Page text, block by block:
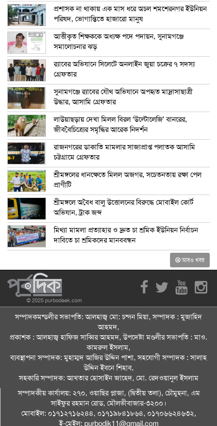
প্রশাসক না থাকায় এক মাস ধরে অচল শমশেরনগর ইউনিয়ন
পরিষদ, ভোগান্তিতে হাজারো মানুষ
আত্তীকৃত শিক্ষককে অধ্যক্ষ পদে পদায়ন, সুনামগঞ্জে
সমালোচনার ঝড়
র‍্যাবের অভিযানে সিলেটে অনলাইন জুয়া চক্রের ৭ সদস্য
গ্রেফতার
সুনামগঞ্জে র‍্যাবের যৌথ অভিযানে অপহৃত মাদ্রাসাছাত্রী
উদ্ধার, আসামি গ্রেফতার
লাউয়াছড়ায় দেখা মিলল বিরল ‘উল্টোলেজি’ বানরের,
জীববৈচিত্র্যের সমৃদ্ধির আরেক নিদর্শন
রাজনগরের ডাকাতি মামলার সাজাপ্রাপ্ত পলাতক আসামি
চট্টগ্রামে গ্রেফতার
শ্রীমঙ্গলের ধানক্ষেতে মিলল অজগর, সচেতনতায় রক্ষা পেল
প্রাণীটি
শ্রীমঙ্গলে অবৈধ বালু উত্তোলনের বিরুদ্ধে মোবাইল কোর্ট
অভিযান, ট্রাক জব্দ
মিথ্যা মামলা প্রত্যাহার ও দ্রুত চা শ্রমিক ইউনিয়ন নির্বাচন
দাবিতে চা শ্রমিকদের মানববন্ধন
আরও খবর
© 2025 purbodeek.com
সম্পাদকমন্ডলীর সভাপতি: আলহাজ্ব মো: চন্দন মিয়া, সম্পাদক : মুজাহিদ
আহমদ,
প্রকাশক : আলহাজ্ব হাফিজ সাব্বির আহমদ, উপদেষ্টা মণ্ডলীর সভাপতি : মাও.
কামরুল ইসলাম,
ব্যবস্থাপনা সম্পাদক: মুহাম্মদ আজির উদ্দিন পাশা, সহযোগী সম্পাদক : সালাহ
উদ্দিন ইবনে শিহাব,
সহকারি সম্পাদক: আখতার হোসাইন জাহেদ, মো. রেদওয়ানুল ইসলাম
সম্পাদকীয় কার্যালয়: ২৭০, ওয়াছির প্লাজা, (দ্বিতীয় তলা), চৌমুহনা, এম
সাইফুর রহমান রোড, মৌলভীবাজার-৩২০০।
মোবাইল: ০১৭১২৭১৬২৪৪, ০১৭১৯৮৪১৮৬৪, ০১৭০৬৬২৪৬৩২,
ই-মেইল: purbodik11@gmail.com